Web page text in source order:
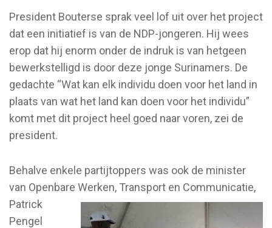
President Bouterse sprak veel lof uit over het project
dat een initiatief is van de NDP-jongeren. Hij wees
erop dat hij enorm onder de indruk is van hetgeen
bewerkstelligd is door deze jonge Surinamers. De
gedachte “Wat kan elk individu doen voor het land in
plaats van wat het land kan doen voor het individu”
komt met dit project heel goed naar voren, zei de
president.
Behalve enkele partijtoppers was ook de minister
van Openbare Werken, Transport en Communicatie,
Patrick
Pengel